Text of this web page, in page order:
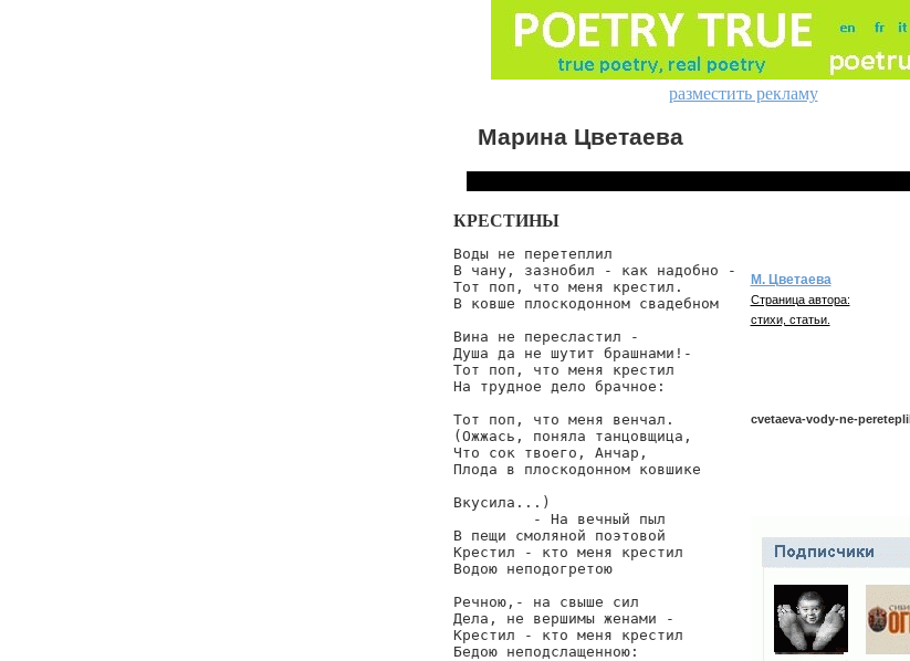
разместить рекламу
Марина Цветаева
КРЕСТИНЫ
Воды не перетеплил
В чану, зазнобил - как надобно -
Тот поп, что меня крестил.
В ковше плоскодонном свадебном
Вина не пересластил -
Душа да не шутит брашнами!-
Тот поп, что меня крестил
На трудное дело брачное:
Тот поп, что меня венчал.
(Ожжась, поняла танцовщица,
Что сок твоего, Анчар,
Плода в плоскодонном ковшике
Вкусила...)
         - На вечный пыл
В пещи смоляной поэтовой
Крестил - кто меня крестил
Водою неподогретою
Речною,- на свыше сил
Дела, не вершимы женами -
Крестил - кто меня крестил
Бедою неподслащенною:
М. Цветаева
Страница автора:
стихи, статьи.
cvetaeva-vody-ne-pereteplil